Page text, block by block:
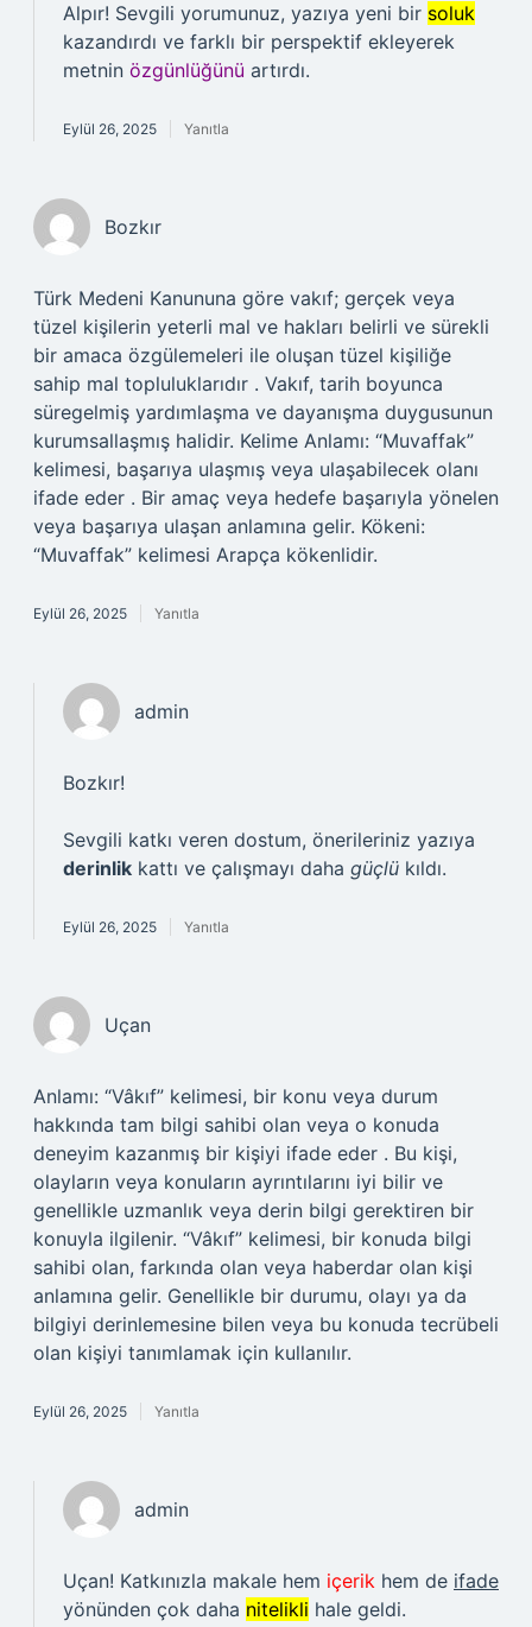
Alpır! Sevgili yorumunuz, yazıya yeni bir soluk
kazandırdı ve farklı bir perspektif ekleyerek
metnin özgünlüğünü artırdı.
Eylül 26, 2025 Yanıtla
Bozkır
Türk Medeni Kanununa göre vakıf; gerçek veya
tüzel kişilerin yeterli mal ve hakları belirli ve sürekli
bir amaca özgülemeleri ile oluşan tüzel kişiliğe
sahip mal topluluklarıdır . Vakıf, tarih boyunca
süregelmiş yardımlaşma ve dayanışma duygusunun
kurumsallaşmış halidir. Kelime Anlamı: “Muvaffak”
kelimesi, başarıya ulaşmış veya ulaşabilecek olanı
ifade eder . Bir amaç veya hedefe başarıyla yönelen
veya başarıya ulaşan anlamına gelir. Kökeni:
“Muvaffak” kelimesi Arapça kökenlidir.
Eylül 26, 2025 Yanıtla
admin
Bozkır!
Sevgili katkı veren dostum, önerileriniz yazıya
derinlik kattı ve çalışmayı daha güçlü kıldı.
Eylül 26, 2025 Yanıtla
Uçan
Anlamı: “Vâkıf” kelimesi, bir konu veya durum
hakkında tam bilgi sahibi olan veya o konuda
deneyim kazanmış bir kişiyi ifade eder . Bu kişi,
olayların veya konuların ayrıntılarını iyi bilir ve
genellikle uzmanlık veya derin bilgi gerektiren bir
konuyla ilgilenir. “Vâkıf” kelimesi, bir konuda bilgi
sahibi olan, farkında olan veya haberdar olan kişi
anlamına gelir. Genellikle bir durumu, olayı ya da
bilgiyi derinlemesine bilen veya bu konuda tecrübeli
olan kişiyi tanımlamak için kullanılır.
Eylül 26, 2025 Yanıtla
admin
Uçan! Katkınızla makale hem içerik hem de ifade
yönünden çok daha nitelikli hale geldi.